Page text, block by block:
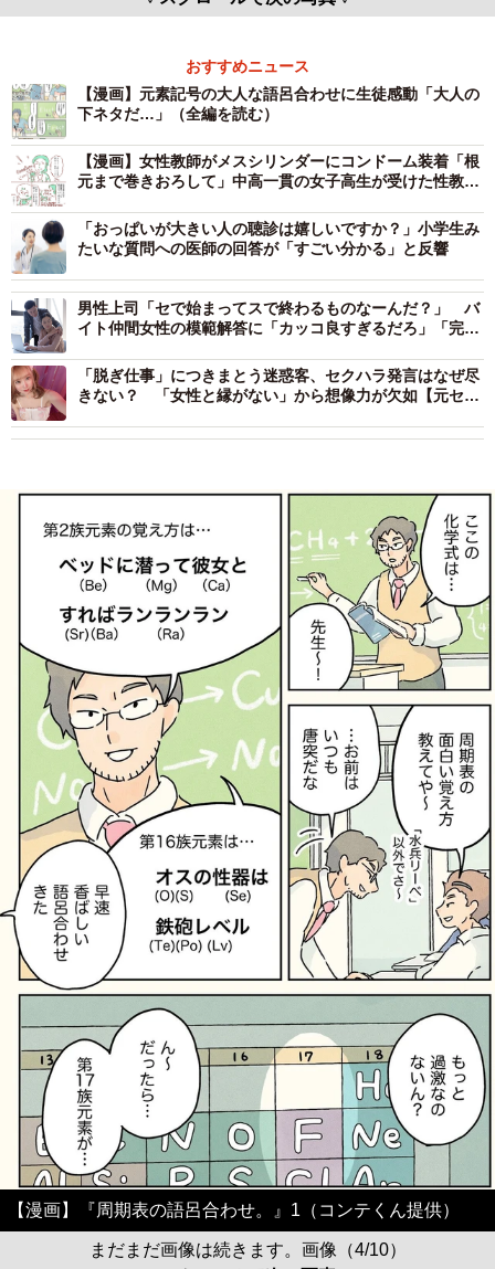
おすすめニュース
【漫画】元素記号の大人な語呂合わせに生徒感動「大人の
下ネタだ…」（全編を読む）
【漫画】女性教師がメスシリンダーにコンドーム装着「根
元まで巻きおろして」中高一貫の女子高生が受けた性教育
「おっぱいが大きい人の聴診は嬉しいですか？」小学生み
たいな質問への医師の回答が「すごい分かる」と反響
男性上司「セで始まってスで終わるものなーんだ？」 バ
イト仲間女性の模範解答に「カッコ良すぎるだろ」「完璧
「脱ぎ仕事」につきまとう迷惑客、セクハラ発言はなぜ尽
きない？ 「女性と縁がない」から想像力が欠如【元セク
【漫画】『周期表の語呂合わせ。』1（コンテくん提供）
まだまだ画像は続きます。画像（4/10）